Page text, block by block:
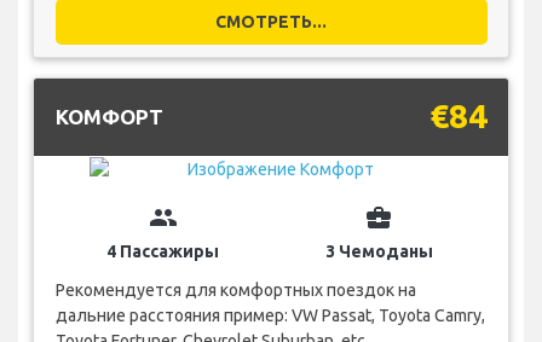
СМОТРЕТЬ...
КОМФОРТ €84
group
4 Пассажиры
business_center
3 Чемоданы
Рекомендуется для комфортных поездок на
дальние расстояния пример: VW Passat, Toyota Camry,